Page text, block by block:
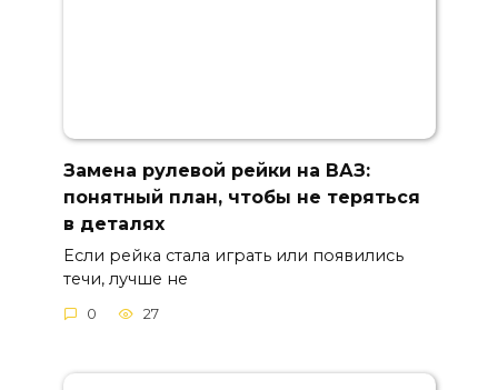
Замена рулевой рейки на ВАЗ:
понятный план, чтобы не теряться
в деталях
Если рейка стала играть или появились
течи, лучше не
0 27